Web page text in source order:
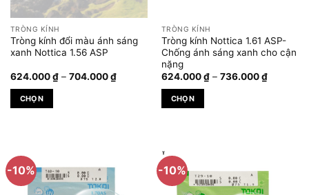
TRÒNG KÍNH
Tròng kính đổi màu ánh sáng
xanh Nottica 1.56 ASP
624.000₫ – 704.000₫Khoảng
giá:
CHỌN
có
nhiều
biến
TRÒNG KÍNH
Tròng kính Nottica 1.61 ASP-
Chống ánh sáng xanh cho cận
nặng
624.000₫ – 736.000₫Khoảng
giá:
CHỌN
có
nhiều
biến
-10% -10%